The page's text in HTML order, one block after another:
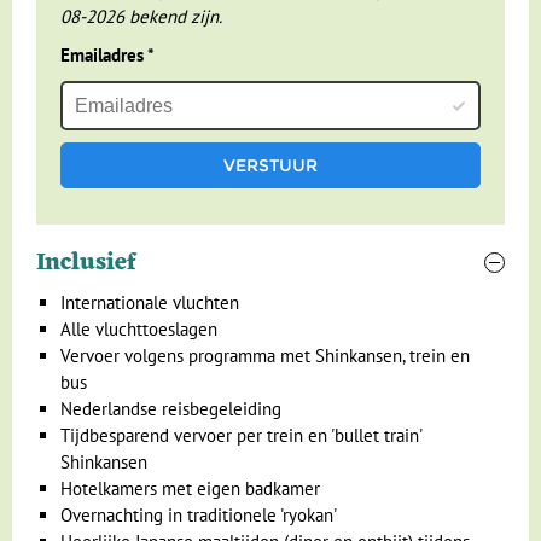
beroemde Sensōji tempel in Asakusa. Deze tempel wordt
druk bezocht door zowel aanbidders als toeristen. Wil je echt
wat anders, neem dan de tijd om te genieten van de typisch
Japanse theatervormen als het Kabuki en het gestileerde
Noh. In Ginza en Shinjuku zijn vele voorstellingen per week.
Japanners zijn ook dol op pretparken. Zo kun je ervoor kiezen
van Doornroosje of ga op de foto met Mickey Mouse.
Vanuit Tokyo brengen we een bezoek aan de 13e-eeuwse
hoofdstad Kamakura, waar eeuwenoude tempels staan en de
op één na hoogste bronzen Boeddha van Japan is te
bewonderen. De architectuur ademt hier de sfeer van lang
vervlogen tijden. Tevens tref je in Kamakura goede
voorbeelden aan van de bijzondere Japanse tuinarchitectuur.
08-2026 bekend zijn.
Emailadres*
Inclusief
Internationale vluchten
Alle vluchttoeslagen
Vervoer volgens programma met Shinkansen, trein en
bus
Nederlandse reisbegeleiding
Tijdbesparend vervoer per trein en 'bullet train'
Shinkansen
Hotelkamers met eigen badkamer
Overnachting in traditionele 'ryokan'